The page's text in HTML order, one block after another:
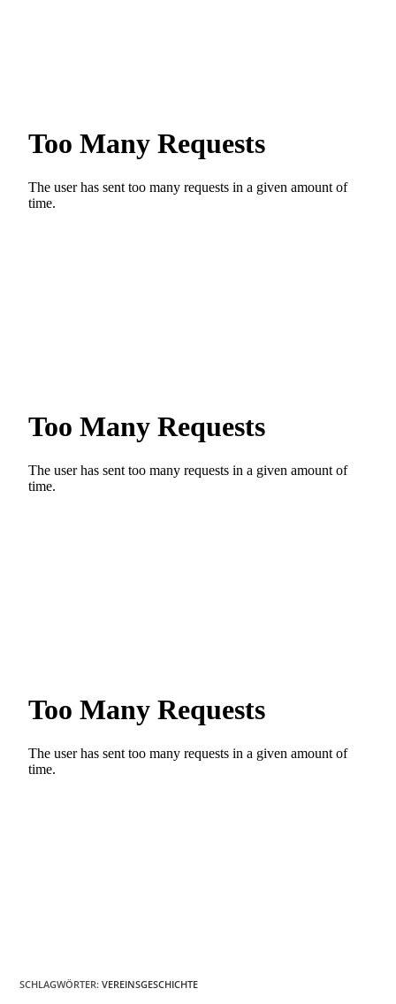
SCHLAGWÖRTER:VEREINSGESCHICHTE